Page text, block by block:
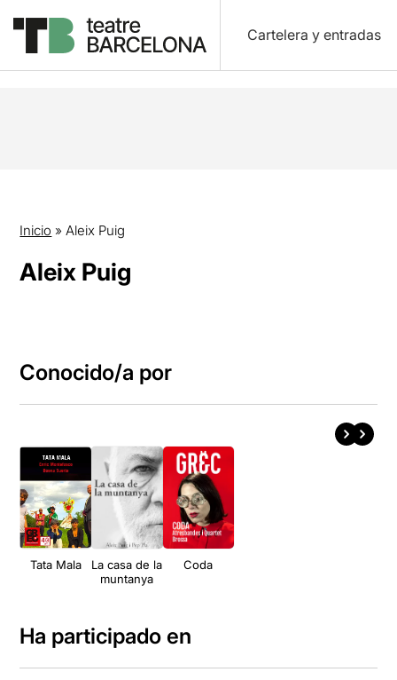
Cartelera y entradas
Inicio »Aleix Puig
Aleix Puig
Conocido/a por
Tata Mala
La casa de la
muntanya
Coda
Ha participado en